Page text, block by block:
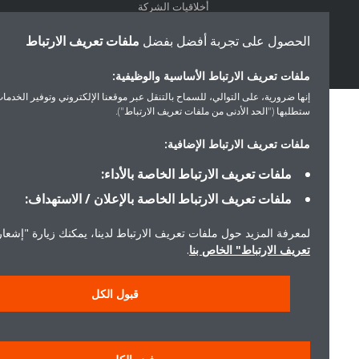
أخلاقيات الشركة
الحصول على تجربة أفضل بفضلملفات تعريف الارتباط
ملفات تعريف الارتباط الأساسية والوظيفية:
إنها ضرورية، على التوالي، للسماح بالتنقل عبر موقعنا الإلكتروني وتوفير الخدمات التي
ستطلبها ("الحد الأدنى من ملفات تعريف الارتباط").
ملفات تعريف الارتباط الإضافية:
ملفات تعريف الارتباط الخاصة بالأداء:
ملفات تعريف الارتباط الخاصة بالإعلان / الاستهداف:
لمعرفة المزيد حول ملفات تعريف الارتباط لدينا، يمكنك زيارة "إشعار
تعريف الارتباط" الخاص بنا.
قبول الكل